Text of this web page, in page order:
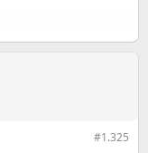
#1.325